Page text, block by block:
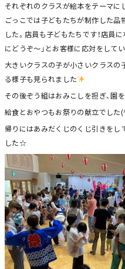
それぞれのクラスが絵本をテーマに
ごっこでは子どもたちが制作した品
した。店員も子どもたちです！店員
にどうぞ～」とお客様に応対をして
大きいクラスの子が小さいクラスの
る様子も見られました
その後ぞう組はおみこしを担ぎ、園
給食とおやつもお祭りの献立でした
帰りにはあみだくじのくじ引きをし
した☆